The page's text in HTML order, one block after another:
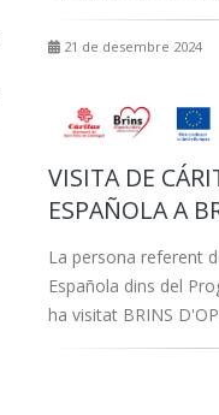
21 de desembre 2024
VISITA DE
ESPAÑOLA A
La persona referent
Española dins del
ha visitat BRINS